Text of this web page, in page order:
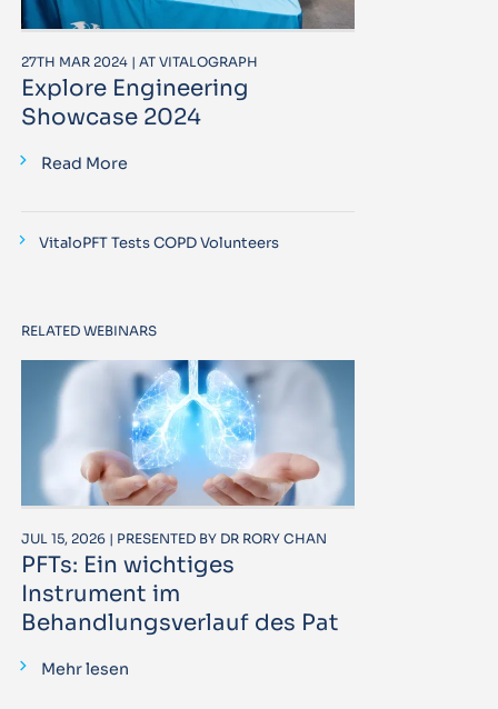
27TH MAR 2024 | AT VITALOGRAPH
Explore Engineering
Showcase 2024
Read More
VitaloPFT Tests COPD Volunteers
RELATED WEBINARS
JUL 15, 2026 | PRESENTED BY DR RORY CHAN
PFTs: Ein wichtiges
Instrument im
Behandlungsverlauf des Pat
Mehr lesen